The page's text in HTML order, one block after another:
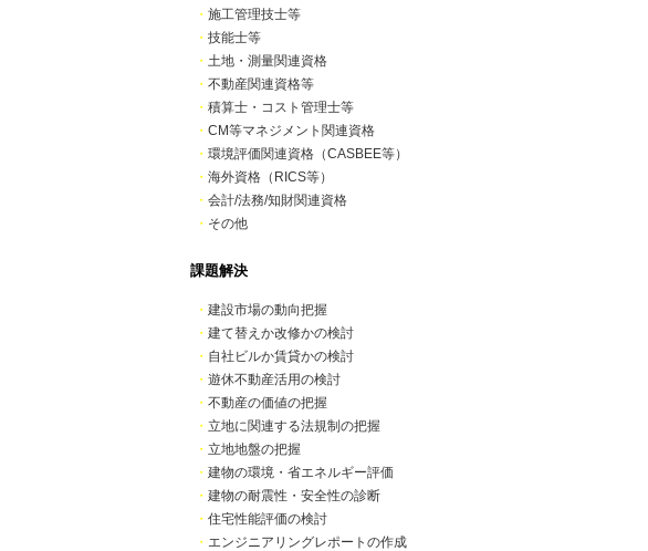
・ 施工管理技士等
・ 技能士等
・ 土地・測量関連資格
・ 不動産関連資格等
・ 積算士・コスト管理士等
・ CM等マネジメント関連資格
・ 環境評価関連資格（CASBEE等）
・ 海外資格（RICS等）
・ 会計/法務/知財関連資格
・ その他
課題解決
・ 建設市場の動向把握
・ 建て替えか改修かの検討
・ 自社ビルか賃貸かの検討
・ 遊休不動産活用の検討
・ 不動産の価値の把握
・ 立地に関連する法規制の把握
・ 立地地盤の把握
・ 建物の環境・省エネルギー評価
・ 建物の耐震性・安全性の診断
・ 住宅性能評価の検討
・ エンジニアリングレポートの作成